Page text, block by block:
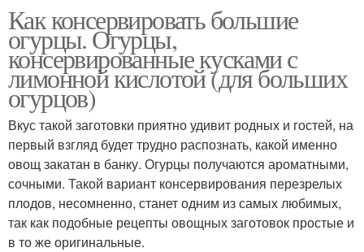
Как консервировать большие
огурцы. Огурцы,
консервированные кусками с
лимонной кислотой (для больших
огурцов)
Вкус такой заготовки приятно удивит родных и гостей, на
первый взгляд будет трудно распознать, какой именно
овощ закатан в банку. Огурцы получаются ароматными,
сочными. Такой вариант консервирования перезрелых
плодов, несомненно, станет одним из самых любимых,
так как подобные рецепты овощных заготовок простые и
в то же оригинальные.